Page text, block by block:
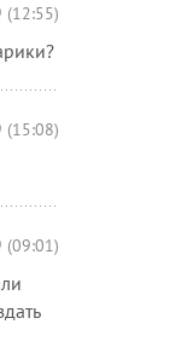
(12:55)
(15:08)
(09:01)